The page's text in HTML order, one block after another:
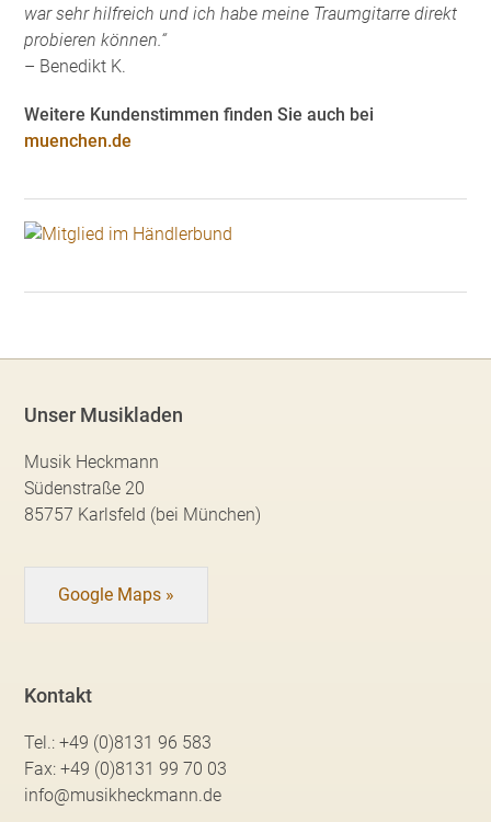
war sehr hilfreich und ich habe meine Traumgitarre direkt
probieren können.“
– Benedikt K.
Weitere Kundenstimmen finden Sie auch bei
muenchen.de
Unser Musikladen
Musik Heckmann
Südenstraße 20
85757 Karlsfeld (bei München)
Google Maps »
Kontakt
Tel.:+49 (0)8131 96 583
Fax:+49 (0)8131 99 70 03
info@musikheckmann.de